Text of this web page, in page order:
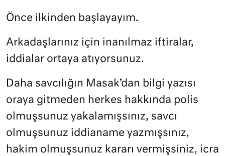
Önce ilkinden başlayayım.
Arkadaşlarınız için inanılmaz iftiralar,
iddialar ortaya atıyorsunuz.
Daha savcılığın Masak’dan bilgi yazısı
oraya gitmeden herkes hakkında polis
olmuşsunuz yakalamışsınız, savcı
olmuşsunuz iddianame yazmışsınız,
hakim olmuşsunuz kararı vermişsiniz, icra